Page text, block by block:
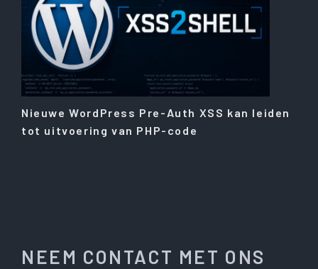
Nieuwe WordPress Pre-Auth XSS kan leiden
tot uitvoering van PHP-code
NEEM CONTACT MET ONS